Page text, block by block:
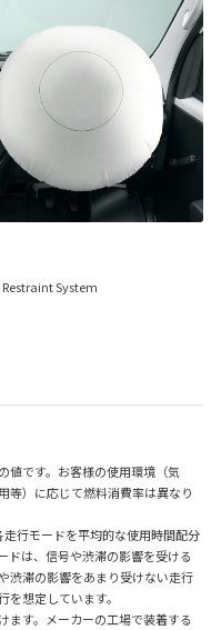
System
値です。お客様の使用環境（気
等）に応じて燃料消費率は異なり
行モードを平均的な使用時間配分
ドは、信号や渋滞の影響を受ける
渋滞の影響をあまり受けない走行
想定しています。
す。メーカーの工場で装着する